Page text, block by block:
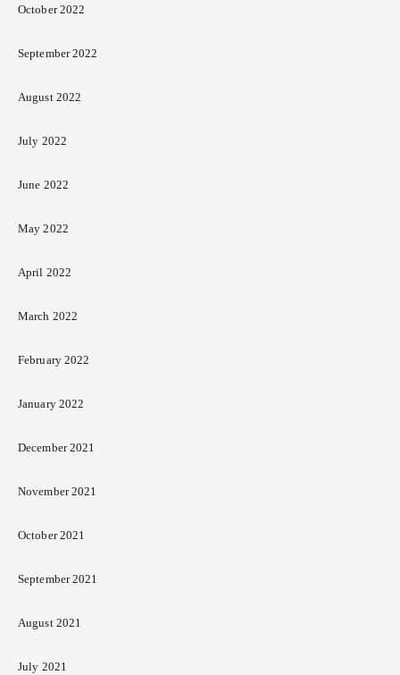
October 2022
September 2022
August 2022
July 2022
June 2022
May 2022
April 2022
March 2022
February 2022
January 2022
December 2021
November 2021
October 2021
September 2021
August 2021
July 2021